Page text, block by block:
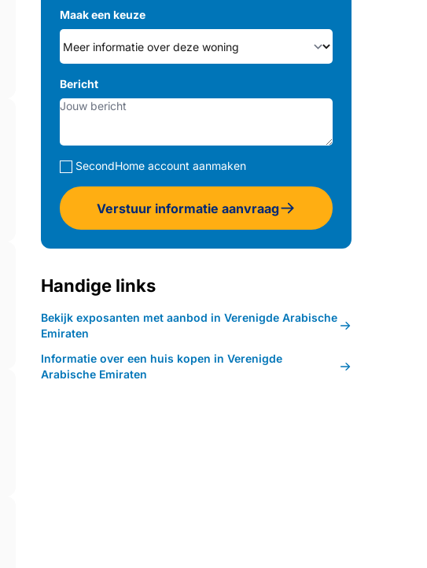
Maak een keuze
Bericht
SecondHome account aanmaken
Verstuur informatie aanvraag
Handige links
Bekijk exposanten met aanbod in Verenigde Arabische
Emiraten
Informatie over een huis kopen in Verenigde
Arabische Emiraten